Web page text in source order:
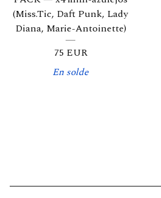
(Miss.Tic, Daft Punk, Lady
Diana, Marie-Antoinette)
75 EUR
En solde